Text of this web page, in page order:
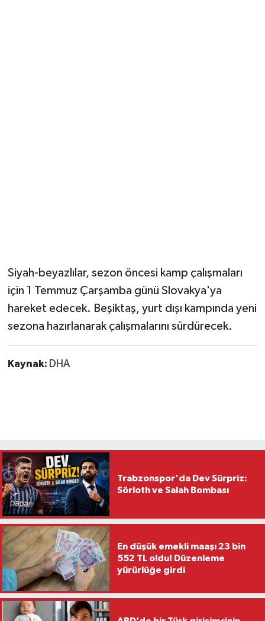
Siyah-beyazlılar, sezon öncesi kamp çalışmaları
için 1 Temmuz Çarşamba günü Slovakya'ya
hareket edecek. Beşiktaş, yurt dışı kampında yeni
sezona hazırlanarak çalışmalarını sürdürecek.
Kaynak: DHA
Trabzonspor'da Dev Sürpriz:
Sörloth ve Salah Bombası
En düşük emekli maaşı 23 bin
552 TL oldu! Düzenleme
yürürlüğe girdi